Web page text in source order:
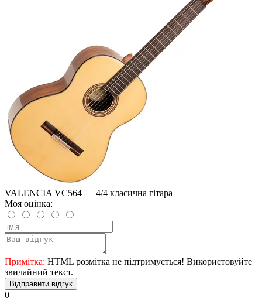
VALENCIA VC564 — 4/4 класична гітара
Моя оцінка:
Примітка: HTML розмітка не підтримується! Використовуйте
звичайний текст.
Відправити відгук
0